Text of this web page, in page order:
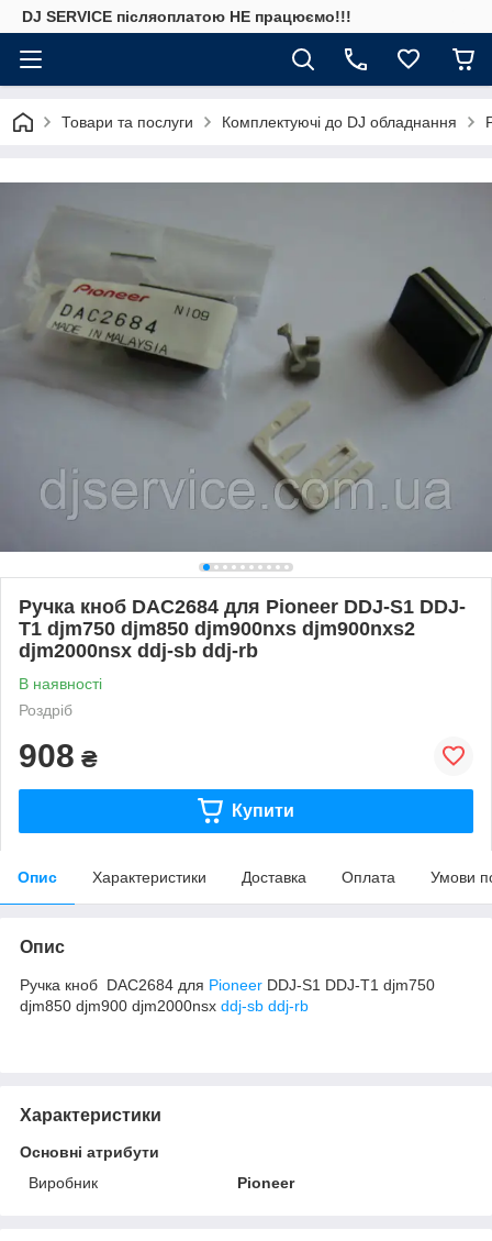
DJ SERVICE пiсляоплатою НЕ працюємо!!!
Товари та послуги Комплектуючі до DJ обладнання
Ручка кноб DAC2684 для Pioneer DDJ-S1 DDJ-
T1 djm750 djm850 djm900nxs djm900nxs2
djm2000nsx ddj-sb ddj-rb
В наявності
Роздріб
908 ₴
Купити
Опис Характеристики Доставка Оплата Умови
Опис
Ручка кноб DAC2684 для Pioneer DDJ-S1 DDJ-T1 djm750
djm850 djm900 djm2000nsx ddj-sb ddj-rb
Характеристики
Основні атрибути
Виробник
Pioneer